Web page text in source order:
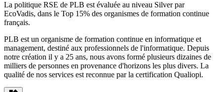
La politique RSE de PLB est évaluée au niveau Silver par
EcoVadis, dans le Top 15% des organismes de formation continue
français.
PLB est un organisme de formation continue en informatique et
management, destiné aux professionnels de l'informatique. Depuis
notre création il y a 25 ans, nous avons formé plusieurs dizaines de
milliers de personnes en provenance d'horizons les plus divers. La
qualité de nos services est reconnue par la certification Qualiopi.